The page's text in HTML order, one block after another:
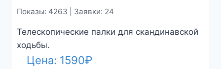
Показы: 4263 | Заявки: 24
Телескопические палки для скандинавской
ходьбы.
Цена: 1590₽